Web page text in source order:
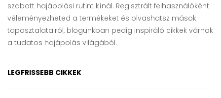
szabott hajápolási rutint kínál. Regisztrált felhasználóként
véleményezheted a termékeket és olvashatsz mások
tapasztalatairól, blogunkban pedig inspiráló cikkek várnak
a tudatos hajápolás világából.
LEGFRISSEBB CIKKEK